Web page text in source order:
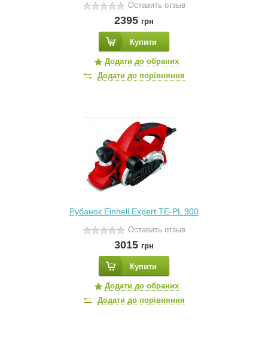
Оставить отзыв
2395 грн
Купити
Додати до обраних
Додати до порівняння
Рубанок Einhell Expert TE-PL 900
Оставить отзыв
3015 грн
Купити
Додати до обраних
Додати до порівняння